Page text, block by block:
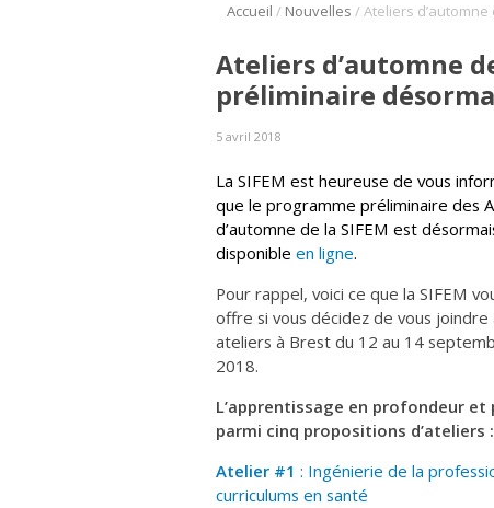
Accueil / Nouvelles /
Ateliers d’automne
préliminaire
5 avril 2018
La SIFEM est heureuse de vous
que le programme préliminaire des
d’automne de la SIFEM est
disponible en ligne.
Pour rappel, voici ce que la SIFEM
offre si vous décidez de vous joindre
ateliers à Brest du 12 au 14
2018.
L’apprentissage en profondeur
parmi cinq propositions d’ateliers :
Atelier #1 : Ingénierie de la
curriculums en santé